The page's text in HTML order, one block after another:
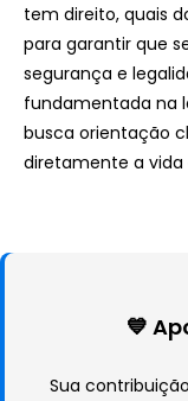
tem direito, quais
para garantir que
segurança e
fundamentada na
busca orientação
diretamente a vida
💙
Sua